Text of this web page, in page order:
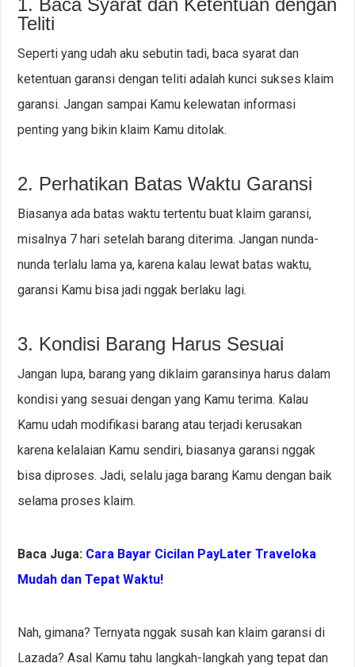
Teliti
Seperti yang udah aku sebutin tadi, baca syarat dan
ketentuan garansi dengan teliti adalah kunci sukses klaim
garansi. Jangan sampai Kamu kelewatan informasi
penting yang bikin klaim Kamu ditolak.
2. Perhatikan Batas Waktu Garansi
Biasanya ada batas waktu tertentu buat klaim garansi,
misalnya 7 hari setelah barang diterima. Jangan nunda-
nunda terlalu lama ya, karena kalau lewat batas waktu,
garansi Kamu bisa jadi nggak berlaku lagi.
3. Kondisi Barang Harus Sesuai
Jangan lupa, barang yang diklaim garansinya harus dalam
kondisi yang sesuai dengan yang Kamu terima. Kalau
Kamu udah modifikasi barang atau terjadi kerusakan
karena kelalaian Kamu sendiri, biasanya garansi nggak
bisa diproses. Jadi, selalu jaga barang Kamu dengan baik
selama proses klaim.
Baca Juga: Cara Bayar Cicilan PayLater Traveloka
Mudah dan Tepat Waktu!
Nah, gimana? Ternyata nggak susah kan klaim garansi di
Lazada? Asal Kamu tahu langkah-langkah yang tepat dan